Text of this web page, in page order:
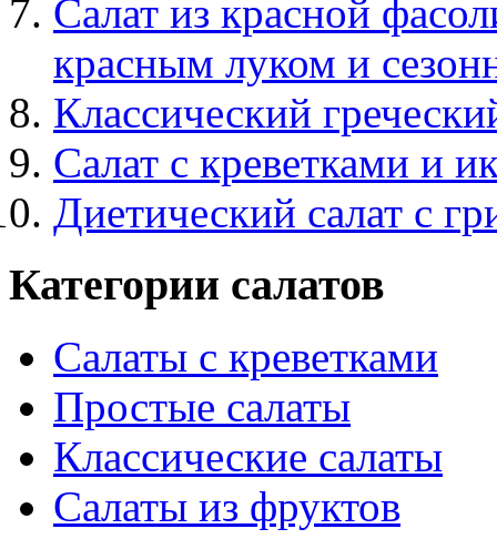
Салат из красной
красным луком и
Классический
Салат с креветками и
Диетический салат с
Категории салатов
Салаты с креветками
Простые салаты
Классические салаты
Салаты из фруктов